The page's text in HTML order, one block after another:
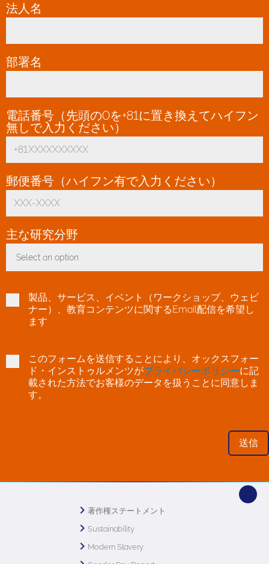
法人名
部署名
電話番号（先頭の0を+81に置き換えてハイフン
無しで入力ください）
郵便番号（ハイフン有で入力ください）
主な研究分野
Select an option
製品、サービス、イベント（ワークショップ、ウェビ
ナー）、教育コンテンツに関するEmail配信を希望し
ます
このフォームを送信することにより、オックスフォー
ド・インストゥルメンツがプライバシーポリシーに記
載された方法でお客様のデータを扱うことに同意しま
す。
著作権ステートメント
Sustainability
Modern Slavery